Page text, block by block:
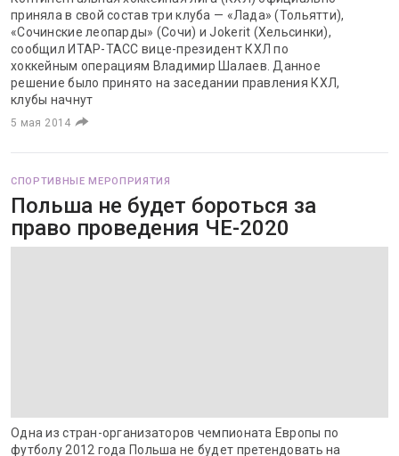
приняла в свой состав три клуба — «Лада» (Тольятти),
«Сочинские леопарды» (Сочи) и Jokerit (Хельсинки),
сообщил ИТАР-ТАСС вице-президент КХЛ по
хоккейным операциям Владимир Шалаев. Данное
решение было принято на заседании правления КХЛ,
клубы начнут
5 мая 2014
СПОРТИВНЫЕ МЕРОПРИЯТИЯ
Польша не будет бороться за
право проведения ЧЕ-2020
Одна из стран-организаторов чемпионата Европы по
футболу 2012 года Польша не будет претендовать на